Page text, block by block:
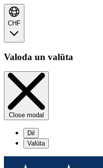
CHF
Valoda un valūta
Close modal
Dil
Valūta